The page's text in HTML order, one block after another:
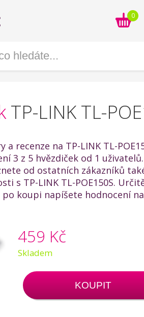
0
TP-LINK TL-
a recenze na TP-LINK TL-
3 z 5 hvězdiček od 1
od ostatních zákazníků
s TP-LINK TL-POE150S.
koupi napíšete hodnocení
459 Kč
Skladem
KOUPIT